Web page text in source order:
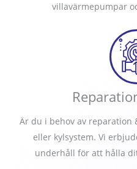
villavärmepumpar
Är du i behov av reparation
eller kylsystem. Vi
underhåll för att hålla